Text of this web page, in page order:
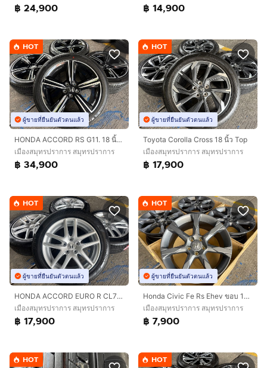
฿ 24,900 ฿ 14,900
HOT
ผู้ขายที่ยืนยันตัวตนแล้ว
HONDA ACCORD RS G11. 18 นิ้ว TOP🔥
เมืองสมุทรปราการ สมุทรปราการ
฿ 34,900
HOT
ผู้ขายที่ยืนยันตัวตนแล้ว
Toyota Corolla Cross 18 นิ้ว Top
เมืองสมุทรปราการ สมุทรปราการ
฿ 17,900
HOT
ผู้ขายที่ยืนยันตัวตนแล้ว
HONDA ACCORD EURO R CL7 ขอบ 17 นิ้ว🔥
เมืองสมุทรปราการ สมุทรปราการ
฿ 17,900
HOT
ผู้ขายที่ยืนยันตัวตนแล้ว
Honda Civic Fe Rs Ehev ขอบ 18 Top 💢
เมืองสมุทรปราการ สมุทรปราการ
฿ 7,900
HOT HOT